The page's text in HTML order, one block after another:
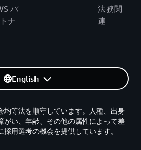
パ
ナ
法務関
連
English
均等法を順守しています。人種、出身
がい、年齢、その他の属性によって差
用選考の機会を提供しています。